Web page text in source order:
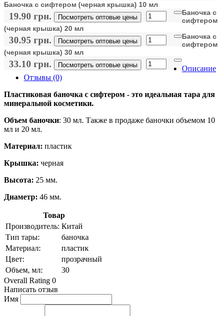
Баночка с сифтером (черная крышка) 10 мл
19.90 грн. Посмотреть оптовые цены
Баночка с
сифтером
(черная крышка) 20 мл
30.95 грн. Посмотреть оптовые цены
Баночка с
сифтером
(черная крышка) 30 мл
33.10 грн. Посмотреть оптовые цены
Описание
Отзывы (0)
Пластиковая баночка с сифтером - это идеальная тара для
минеральной косметики.
Объем баночки: 30 мл. Также в продаже баночки объемом 10
мл и 20 мл.
Материал: пластик
Крышка: черная
Высота: 25 мм.
Диаметр: 46 мм.
Товар
Производитель: Китай
Тип тары:
баночка
Материал:
пластик
Цвет:
прозрачный
Объем, мл:
30
Overall Rating 0
Написать отзыв
Имя